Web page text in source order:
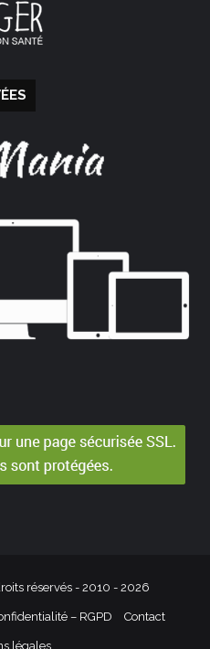
réservés - 2010 - 2026
– RGPD Contact
légales